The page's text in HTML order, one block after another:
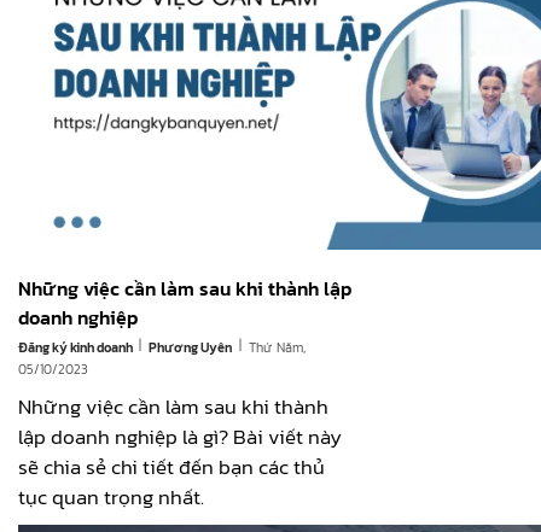
Những việc cần làm sau khi thành lập
doanh nghiệp
Đăng ký kinh doanh | Phương Uyên | Thứ Năm,
05/10/2023
Những việc cần làm sau khi thành
lập doanh nghiệp là gì? Bài viết này
sẽ chia sẻ chi tiết đến bạn các thủ
tục quan trọng nhất.